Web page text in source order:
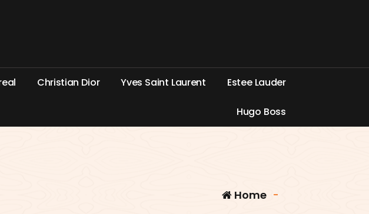
eal Christian Dior Yves Saint Laurent Estee Lauder
Hugo Boss
Home -